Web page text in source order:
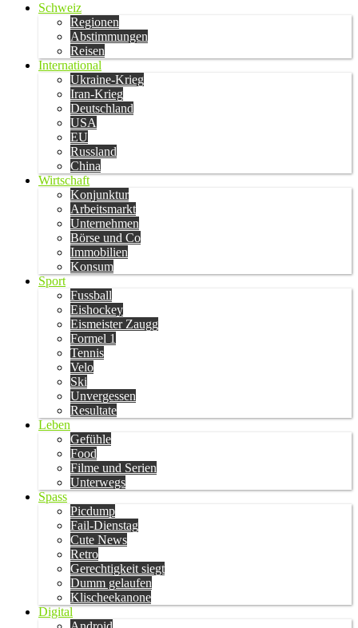
Schweiz
Regionen
Abstimmungen
Reisen
International
Ukraine-Krieg
Iran-Krieg
Deutschland
USA
EU
Russland
China
Wirtschaft
Konjunktur
Arbeitsmarkt
Unternehmen
Börse und Co
Immobilien
Konsum
Sport
Fussball
Eishockey
Eismeister Zaugg
Formel 1
Tennis
Velo
Ski
Unvergessen
Resultate
Leben
Gefühle
Food
Filme und Serien
Unterwegs
Spass
Picdump
Fail-Dienstag
Cute News
Retro
Gerechtigkeit siegt
Dumm gelaufen
Klischeekanone
Digital